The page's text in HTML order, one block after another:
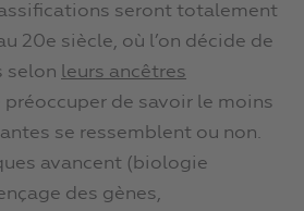
seront totalement
20e siècle, où l’on décide de
selon leurs ancêtres
préoccuper de savoir le moins
se ressemblent ou non.
avancent (biologie
des gènes,